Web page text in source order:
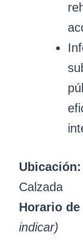
Ubicación:
Calzada
Horario
indicar)